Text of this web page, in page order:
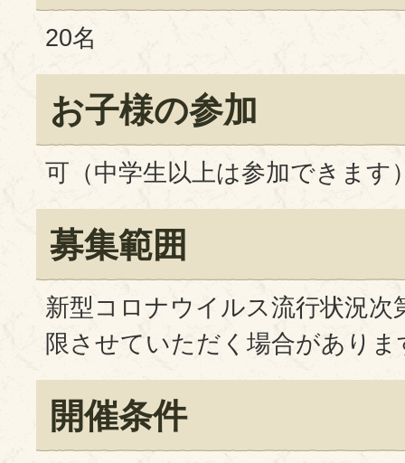
20名
お子様の参加
可（中学生以上は参加できます
募集範囲
新型コロナウイルス流行状況次
限させていただく場合がありま
開催条件